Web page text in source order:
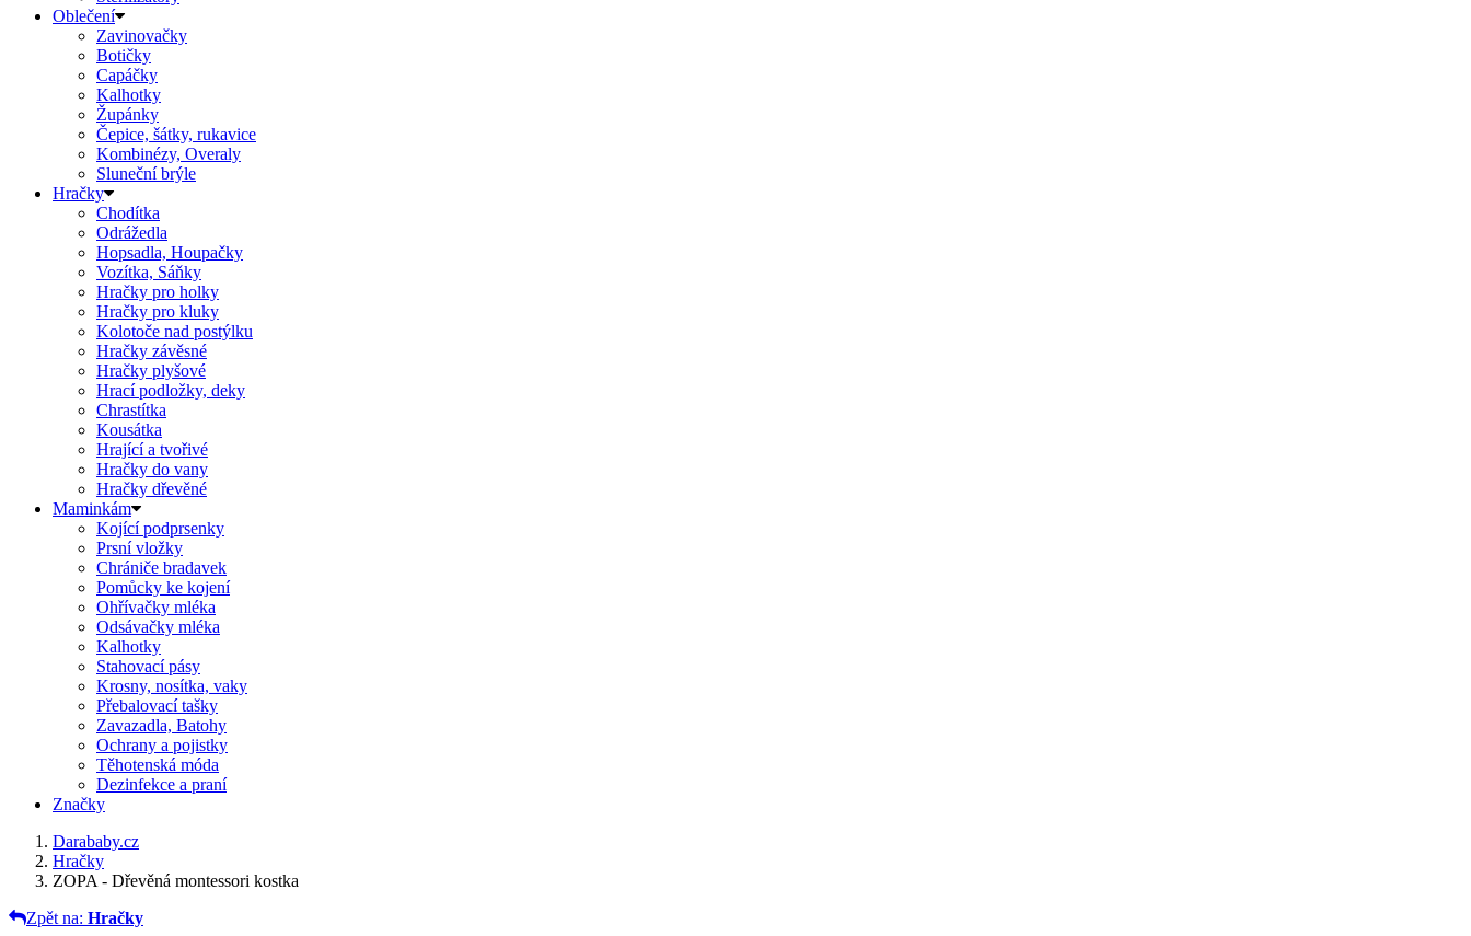
Oblečení
Zavinovačky
Botičky
Capáčky
Kalhotky
Župánky
Čepice, šátky, rukavice
Kombinézy, Overaly
Sluneční brýle
Hračky
Chodítka
Odrážedla
Hopsadla, Houpačky
Vozítka, Sáňky
Hračky pro holky
Hračky pro kluky
Kolotoče nad postýlku
Hračky závěsné
Hračky plyšové
Hrací podložky, deky
Chrastítka
Kousátka
Hrající a tvořivé
Hračky do vany
Hračky dřevěné
Maminkám
Kojící podprsenky
Prsní vložky
Chrániče bradavek
Pomůcky ke kojení
Ohřívačky mléka
Odsávačky mléka
Kalhotky
Stahovací pásy
Krosny, nosítka, vaky
Přebalovací tašky
Zavazadla, Batohy
Ochrany a pojistky
Těhotenská móda
Dezinfekce a praní
Značky
Darababy.cz
Hračky
ZOPA - Dřevěná montessori kostka
Zpět na: Hračky